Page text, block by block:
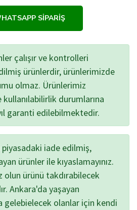
SIPARIŞ
çalışır ve kontrolleri
ürünlerdir, ürünlerimizde
olmaz. Ürünlerimiz
durumlarına
garanti edilebilmektedir.
iade edilmiş,
ürünler ile kıyaslamayınız.
olun ürünü takdırabilecek
Ankara'da yaşayan
gelebielecek olanlar için kendi